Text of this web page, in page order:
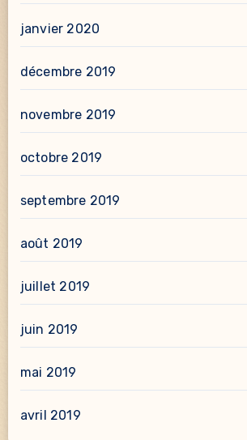
janvier 2020
décembre 2019
novembre 2019
octobre 2019
septembre 2019
août 2019
juillet 2019
juin 2019
mai 2019
avril 2019